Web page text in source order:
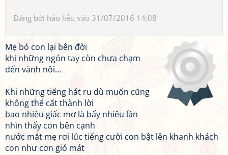
Đăng bởi hảo liễu vào 31/07/2016 14:08
Mẹ bỏ con lại bên đời
khi những ngón tay còn chưa chạm
đến vành nôi…
Khi những tiếng hát ru dù muốn cũng
không thể cất thành lời
bao nhiêu giấc mơ là bấy nhiêu lần
nhìn thấy con bên cạnh
nước mắt mẹ rơi lúc tiếng cười con bật lên khanh khách
con như cơn gió mát